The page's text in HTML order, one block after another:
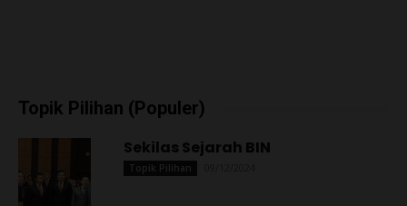
Topik Pilihan (Populer)
Sekilas Sejarah BIN
Topik Pilihan